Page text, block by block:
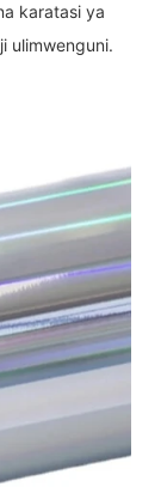
karatasi ya
ulimwenguni.